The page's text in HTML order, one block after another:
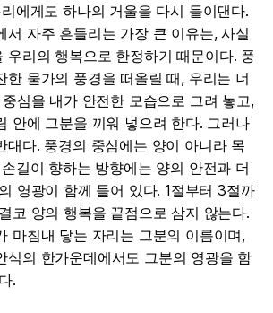
에게도 하나의 거울을 다시 들이댄다.
서 자주 흔들리는 가장 큰 이유는, 사실
우리의 행복으로 한정하기 때문이다. 풍
한 물가의 풍경을 떠올릴 때, 우리는 너
심을 내가 안전한 모습으로 그려 놓고,
안에 그분을 끼워 넣으려 한다. 그러나
대다. 풍경의 중심에는 양이 아니라 목
길이 향하는 방향에는 양의 안전과 더
영광이 함께 들어 있다. 1절부터 3절까
코 양의 행복을 끝점으로 삼지 않는다.
마침내 닿는 자리는 그분의 이름이며,
식의 한가운데에서도 그분의 영광을 함
.